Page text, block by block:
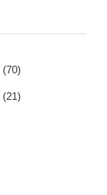
(70)
(21)